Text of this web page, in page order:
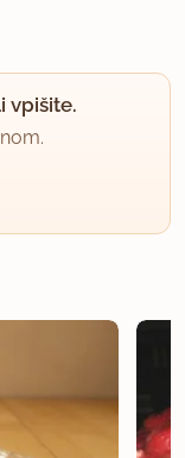
vpišite.